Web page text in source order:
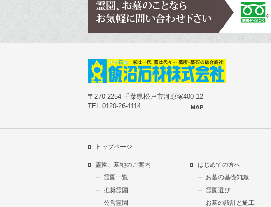
〒270-2254 千葉県松戸市河原塚400-12
TEL 0120-26-1114
MAP
トップページ
霊園、墓地のご案内
霊園一覧
推奨霊園
公営霊園
はじめての方へ
お墓の基礎知識
霊園選び
お墓の設計と施工